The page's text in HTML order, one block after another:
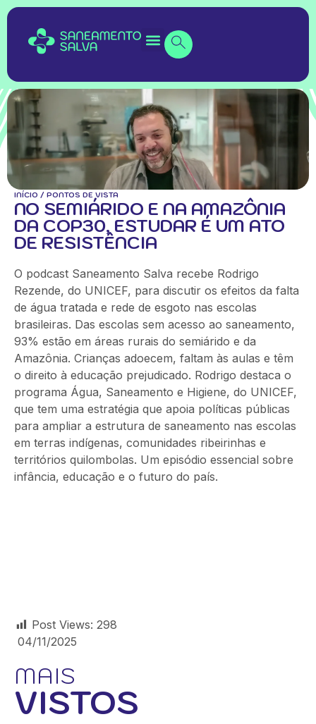
INÍCIO / PONTOS DE VISTA
NO SEMIÁRIDO E NA AMAZÔNIA
DA COP30, ESTUDAR É UM ATO
DE RESISTÊNCIA
O podcast Saneamento Salva recebe Rodrigo
Rezende, do UNICEF, para discutir os efeitos da falta
de água tratada e rede de esgoto nas escolas
brasileiras. Das escolas sem acesso ao saneamento,
93% estão em áreas rurais do semiárido e da
Amazônia. Crianças adoecem, faltam às aulas e têm
o direito à educação prejudicado. Rodrigo destaca o
programa Água, Saneamento e Higiene, do UNICEF,
que tem uma estratégia que apoia políticas públicas
para ampliar a estrutura de saneamento nas escolas
em terras indígenas, comunidades ribeirinhas e
territórios quilombolas. Um episódio essencial sobre
infância, educação e o futuro do país.
Post Views: 298
04/11/2025
MAIS
VISTOS